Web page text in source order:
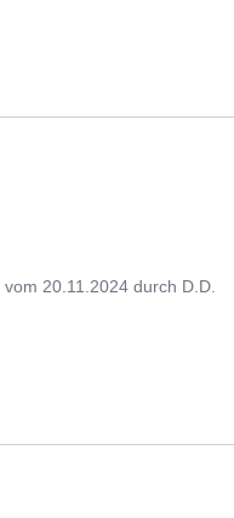
vom 20.11.2024 durch D.D.